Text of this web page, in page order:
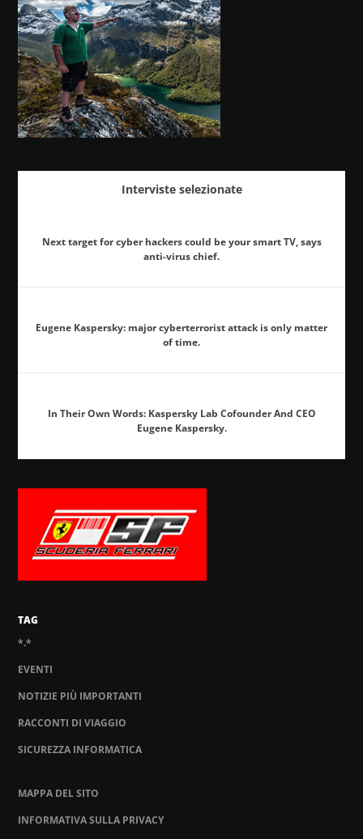
Interviste selezionate
Next target for cyber hackers could be your smart TV, says
anti-virus chief.
Eugene Kaspersky: major cyberterrorist attack is only matter
of time.
In Their Own Words: Kaspersky Lab Cofounder And CEO
Eugene Kaspersky.
TAG
*.*
EVENTI
NOTIZIE PIÙ IMPORTANTI
RACCONTI DI VIAGGIO
SICUREZZA INFORMATICA
MAPPA DEL SITO
INFORMATIVA SULLA PRIVACY